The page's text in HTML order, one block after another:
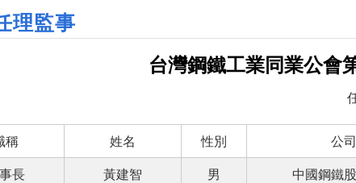
理監事
台灣鋼鐵工業同業公會
姓名 性別 公
長 黃建智 男 中國鋼鐵